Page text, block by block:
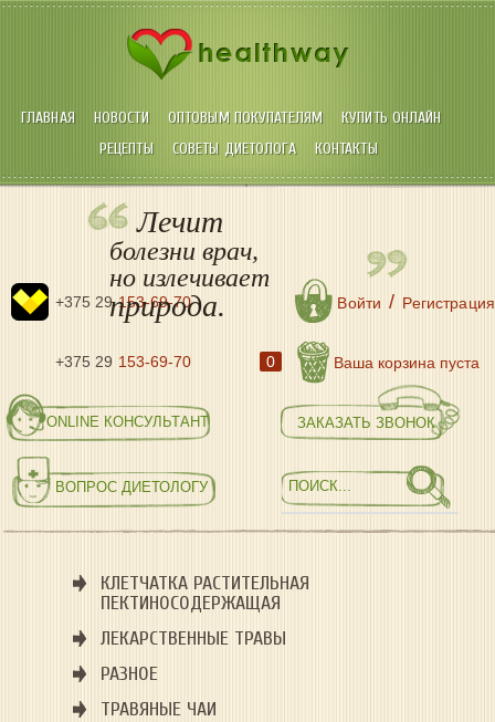
ГЛАВНАЯ НОВОСТИ ОПТОВЫМ ПОКУПАТЕЛЯМ
КУПИТЬ ОНЛАЙН
РЕЦЕПТЫ
СОВЕТЫ ДИЕТОЛОГА КОНТАКТЫ
+375 29 153-69-70
+375 29 153-69-70
Лечит
болезни врач,
но излечивает
природа. Войти / Регистрация
0 Ваша корзина пуста
ЗАКАЗАТЬ ЗВОНОК
ВОПРОС ДИЕТОЛОГУ
ONLINE КОНСУЛЬТАНТ
КЛЕТЧАТКА РАСТИТЕЛЬНАЯ
ПЕКТИНОСОДЕРЖАЩАЯ
ЛЕКАРСТВЕННЫЕ ТРАВЫ
РАЗНОЕ
ТРАВЯНЫЕ ЧАИ